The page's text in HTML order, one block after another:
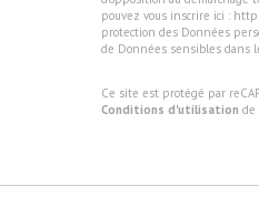
pouvez vous inscrire ici :
protection des Données
de Données sensibles dans
Ce site est protégé par
Conditions d'utilisation de